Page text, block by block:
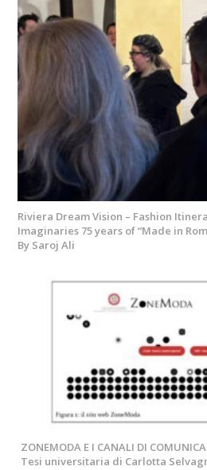
Riviera Dream Vision – Fashion
Imaginaries 75 years of “Made in
By Saroj Ali
ZONEMODA E I CANALI DI
Tesi universitaria di Carlotta